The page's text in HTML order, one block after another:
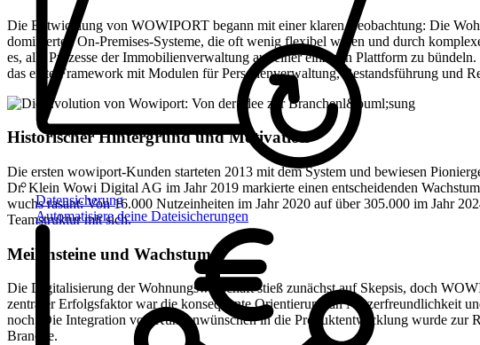
Datensicherung
Automatisiere deine Dateisicherungen
Die Entwicklung von WOWIPORT begann mit einer klaren Beobachtung: Die
dominierten On-Premises-Systeme, die oft wenig flexibel waren und durch
es, alle Prozesse der Immobilienverwaltung auf einer einzigen Plattform zu
das erste Framework mit Modulen für Personenverwaltung, Bestandsführung und
Historischer Hintergrund und Motivation
Die ersten wowiport-Kunden starteten 2013 mit dem System und bewiesen
Dr. Klein Wowi Digital AG im Jahr 2019 markierte einen entscheidenden
wuchs rasant: Von 16.000 Nutzeinheiten im Jahr 2020 auf über 305.000 im Jahr
Teamstruktur mit sich.
Meilensteine und Wachstum
Die Digitalisierung der Wohnungswirtschaft stieß zunächst auf Skepsis, doch
zentraler Erfolgsfaktor war die konsequente Orientierung an Nutzerfreundlichkeit
noch. Die Integration von Kundenwünschen in die Produktentwicklung wurde zur
Branche.